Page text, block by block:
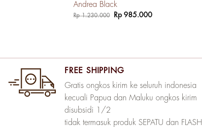
Andrea Black
Rp1.230.000
Harga
aslinya
Rp985.000Harga
FREE SHIPPING
Gratis ongkos kirim ke seluruh indonesia
kecuali Papua dan Maluku ongkos kirim
disubsidi 1/2
tidak termasuk produk SEPATU dan FLASH